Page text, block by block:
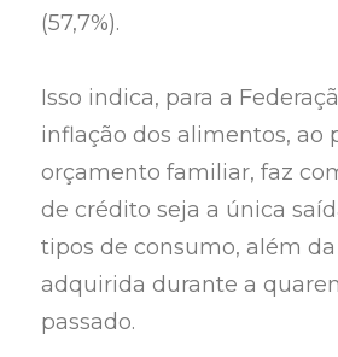
(57,7%).
Isso indica, para a
inflação dos alimentos, ao
orçamento familiar, faz
de crédito seja a única
tipos de consumo, além
adquirida durante a
passado.